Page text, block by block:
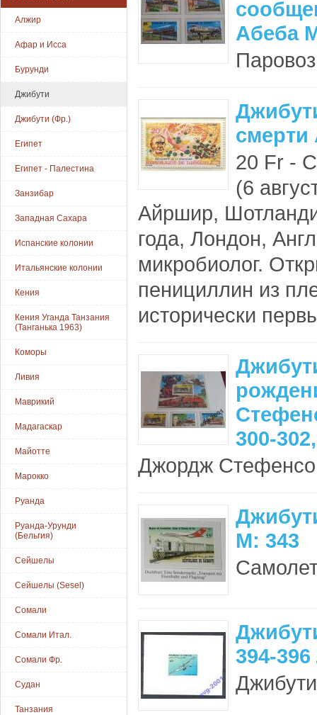
Алжир
Афар и Исса
Бурунди
Джибути
Джибути (Фр.)
Египет
Египет - Палестина
Занзибар
Западная Сахара
Испанские колонии
Итальянские колонии
Кения
Кения Уганда Танзания
(Танганька 1963)
Коморы
Ливия
Маврикий
Мадагаскар
Майотте
Марокко
Руанда
Руанда-Урунди
(Бельгия)
Сейшелы
Сейшелы (Sesel)
Сомали
Сомали Итал.
Сомали Фр.
Судан
Танзания
Абеба
смерти
20 Fr -
(6
Айршир,
года, Лондон,
микробиолог.
пенициллин из
исторически
300-
Джордж
М: 343
394-